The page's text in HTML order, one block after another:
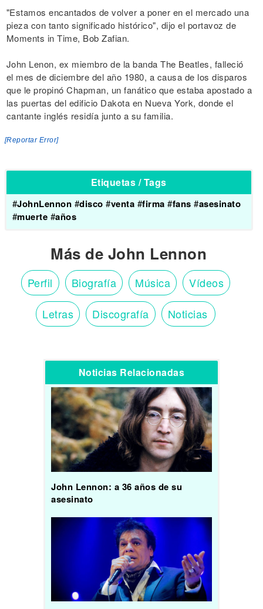
"Estamos encantados de volver a poner en el mercado una
pieza con tanto significado histórico", dijo el portavoz de
Moments in Time, Bob Zafian.
John Lenon, ex miembro de la banda The Beatles, falleció
el mes de diciembre del año 1980, a causa de los disparos
que le propinó Chapman, un fanático que estaba apostado a
las puertas del edificio Dakota en Nueva York, donde el
cantante inglés residía junto a su familia.
[Reportar Error]
Etiquetas / Tags
#JohnLennon #disco #venta #firma #fans #asesinato
#muerte #años
Más de John Lennon
Perfil Biografía Música Vídeos
Letras Discografía Noticias
Noticias Relacionadas
John Lennon: a 36 años de su
asesinato